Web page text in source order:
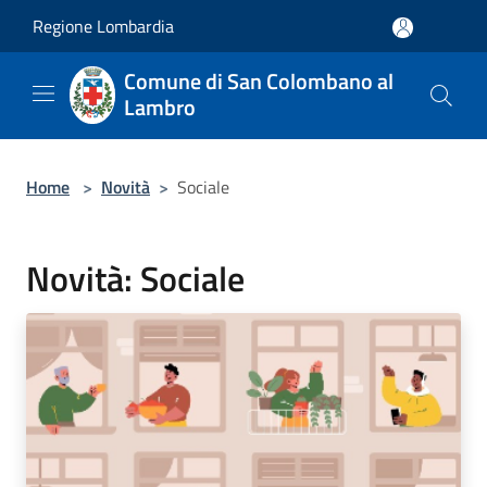
Regione Lombardia
Comune di San Colombano al
Lambro
Home > Novità > Sociale
Novità: Sociale